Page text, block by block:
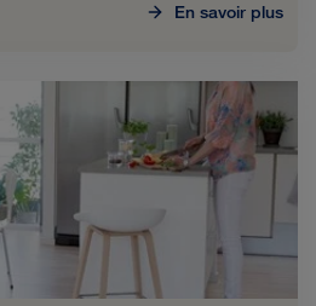
En savoir plus